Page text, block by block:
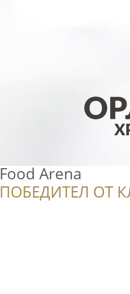
Food Arena
ПОБЕДИТЕЛ ОТ